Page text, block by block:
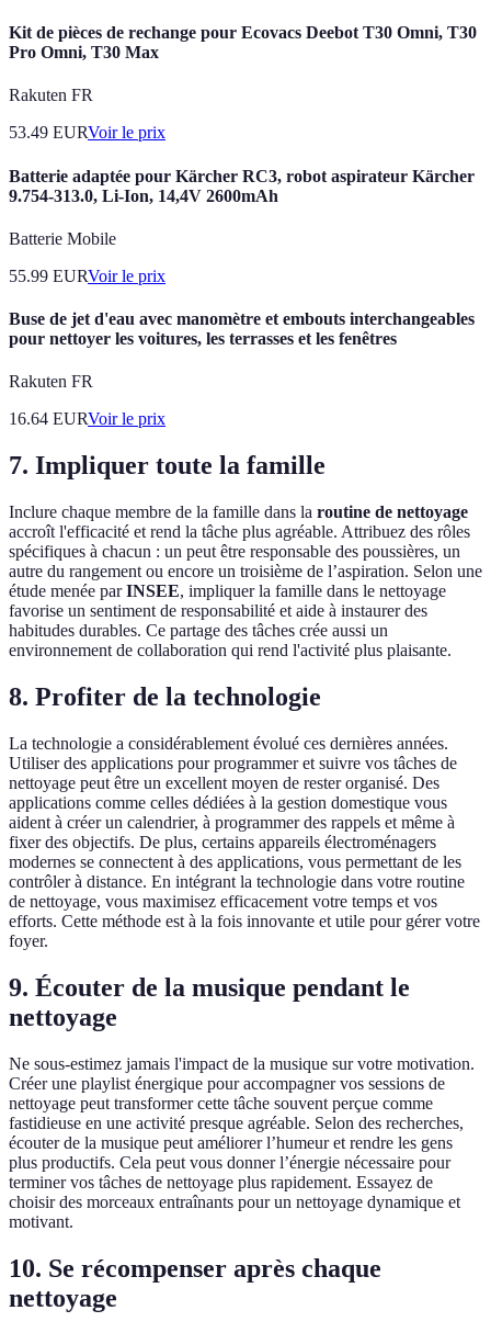
Kit de pièces de rechange pour Ecovacs Deebot T30 Omni, T30
Pro Omni, T30 Max
Rakuten FR
53.49 EURVoir le prix
Batterie adaptée pour Kärcher RC3, robot aspirateur Kärcher
9.754-313.0, Li-Ion, 14,4V 2600mAh
Batterie Mobile
55.99 EURVoir le prix
Buse de jet d'eau avec manomètre et embouts interchangeables
pour nettoyer les voitures, les terrasses et les fenêtres
Rakuten FR
16.64 EURVoir le prix
7. Impliquer toute la famille
Inclure chaque membre de la famille dans la routine de nettoyage
accroît l'efficacité et rend la tâche plus agréable. Attribuez des rôles
spécifiques à chacun : un peut être responsable des poussières, un
autre du rangement ou encore un troisième de l’aspiration. Selon une
étude menée parINSEE, impliquer la famille dans le nettoyage
favorise un sentiment de responsabilité et aide à instaurer des
habitudes durables. Ce partage des tâches crée aussi un
environnement de collaboration qui rend l'activité plus plaisante.
8. Profiter de la technologie
La technologie a considérablement évolué ces dernières années.
Utiliser des applications pour programmer et suivre vos tâches de
nettoyage peut être un excellent moyen de rester organisé. Des
applications comme celles dédiées à la gestion domestique vous
aident à créer un calendrier, à programmer des rappels et même à
fixer des objectifs. De plus, certains appareils électroménagers
modernes se connectent à des applications, vous permettant de les
contrôler à distance. En intégrant la technologie dans votre routine
de nettoyage, vous maximisez efficacement votre temps et vos
efforts. Cette méthode est à la fois innovante et utile pour gérer votre
foyer.
9. Écouter de la musique pendant le
nettoyage
Ne sous-estimez jamais l'impact de la musique sur votre motivation.
Créer une playlist énergique pour accompagner vos sessions de
nettoyage peut transformer cette tâche souvent perçue comme
fastidieuse en une activité presque agréable. Selon des recherches,
écouter de la musique peut améliorer l’humeur et rendre les gens
plus productifs. Cela peut vous donner l’énergie nécessaire pour
terminer vos tâches de nettoyage plus rapidement. Essayez de
choisir des morceaux entraînants pour un nettoyage dynamique et
motivant.
10. Se récompenser après chaque
nettoyage